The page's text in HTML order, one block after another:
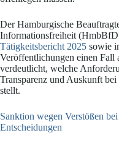
Der Hamburgische
Informationsfreiheit
Tätigkeitsbericht 2025 sowie
Veröffentlichungen einen Fall
verdeutlicht, welche
Transparenz und Auskunft
stellt.
Sanktion wegen Verstößen
Entscheidungen